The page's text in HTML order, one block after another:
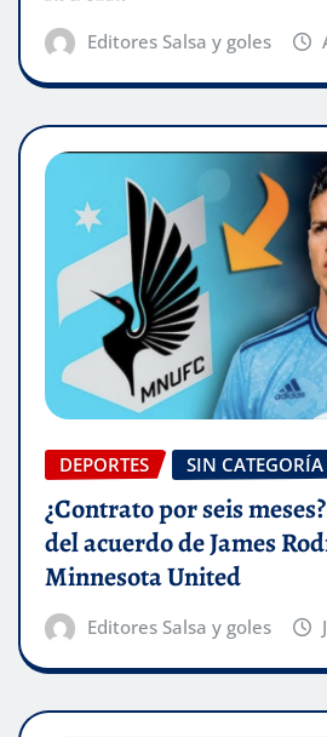
Editores Salsa y goles
DEPORTES SIN CATEGORÍA
¿Contrato por seis
del acuerdo de James
Minnesota United
Editores Salsa y goles